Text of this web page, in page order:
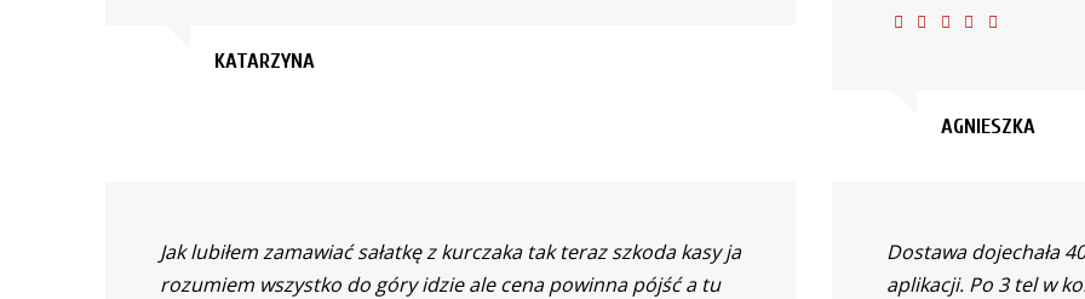
KATARZYNA
AGNIESZKA
Jak lubiłem zamawiać sałatkę z kurczaka tak teraz szkoda kasy ja
rozumiem wszystko do góry idzie ale cena powinna pójść a tu
Dostawa dojechała
aplikacji. Po 3 tel w